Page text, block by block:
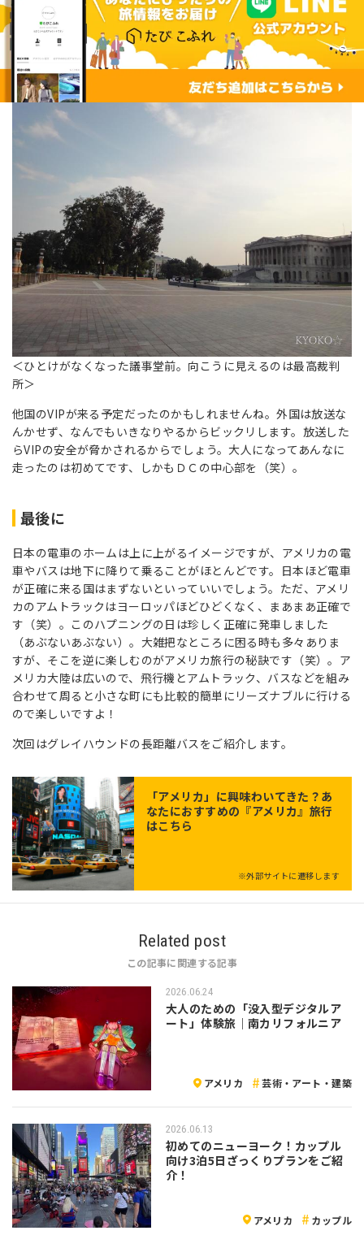
＜ひとけがなくなった議事堂前。向こうに見えるのは最高裁判
所＞
他国のVIPが来る予定だったのかもしれませんね。外国は放送な
んかせず、なんでもいきなりやるからビックリします。放送した
らVIPの安全が脅かされるからでしょう。大人になってあんなに
走ったのは初めてです、しかもＤＣの中心部を（笑）。
最後に
日本の電車のホームは上に上がるイメージですが、アメリカの電
車やバスは地下に降りて乗ることがほとんどです。日本ほど電車
が正確に来る国はまずないといっていいでしょう。ただ、アメリ
カのアムトラックはヨーロッパほどひどくなく、まあまあ正確で
す（笑）。このハプニングの日は珍しく正確に発車しました
（あぶないあぶない）。大雑把なところに困る時も多々ありま
すが、そこを逆に楽しむのがアメリカ旅行の秘訣です（笑）。ア
メリカ大陸は広いので、飛行機とアムトラック、バスなどを組み
合わせて周ると小さな町にも比較的簡単にリーズナブルに行ける
ので楽しいですよ！
次回はグレイハウンドの長距離バスをご紹介します。
「アメリカ」に興味わいてきた？あ
なたにおすすめの『アメリカ』旅行
はこちら
※外部サイトに遷移します
Related post
この記事に関連する記事
2026.06.24
大人のための「没入型デジタルア
ート」体験旅｜南カリフォルニア
アメリカ 芸術・アート・建築
2026.06.13
初めてのニューヨーク！カップル
向け3泊5日ざっくりプランをご紹
介！
アメリカ カップル